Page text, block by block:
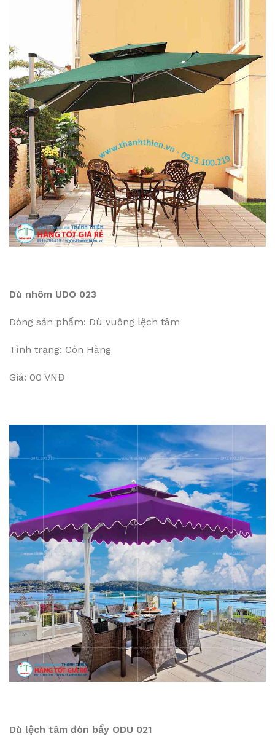
Dù nhôm UDO 023
Dòng sản phẩm: Dù vuông lệch tâm
Tình trạng: Còn Hàng
Giá: 00 VNĐ
Dù lệch tâm đòn bẩy ODU 021